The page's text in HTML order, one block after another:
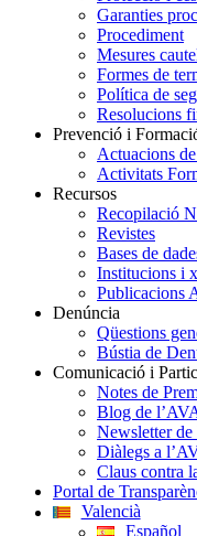
Garanties
Procediment
Mesures
Formes de
Política de
Resolucions
Prevenció i
Actuacions
Activitats
Recursos
Recopilació
Revistes
Bases de
Institucions i
Publicacions
Denúncia
Qüestions
Bústia de
Comunicació i
Notes de
Blog de
Newsletter
Diàlegs a
Claus contra
Portal de
Valencià
Español